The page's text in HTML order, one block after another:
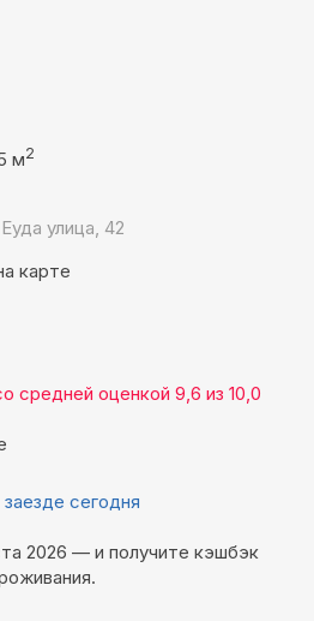
м2
улица, 42
карте
средней оценкой 9,6 из 10,0
сегодня
2026 — и получите кэшбэк